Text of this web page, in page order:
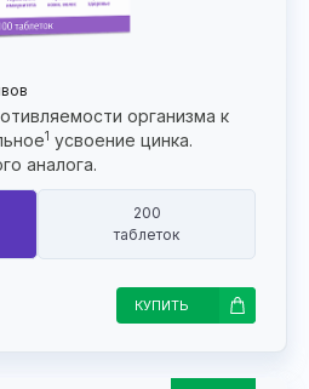
организма к
1 усвоение цинка.
аналога.
200
таблеток
КУПИТЬ